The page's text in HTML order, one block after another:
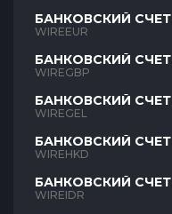
БАНКОВСКИЙ СЧЕТ
EUR
WIREEUR
БАНКОВСКИЙ СЧЕТ
GBP
WIREGBP
БАНКОВСКИЙ СЧЕТ
GEL
WIREGEL
БАНКОВСКИЙ СЧЕТ
HKD
WIREHKD
БАНКОВСКИЙ СЧЕТ
IDR
WIREIDR